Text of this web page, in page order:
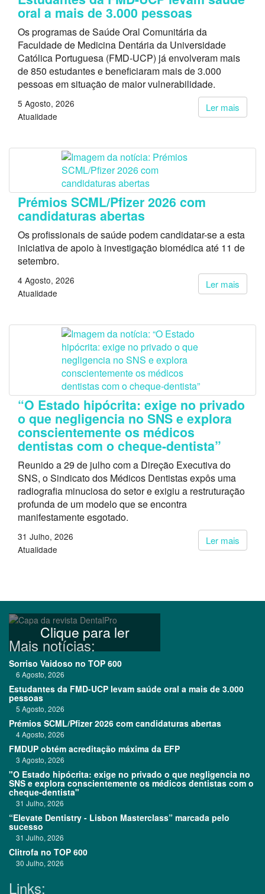
oral a mais de 3.000 pessoas
Os programas de Saúde Oral Comunitária da
Faculdade de Medicina Dentária da Universidade
Católica Portuguesa (FMD-UCP) já envolveram mais
de 850 estudantes e beneficiaram mais de 3.000
pessoas em situação de maior vulnerabilidade.
Ler mais
5 Agosto, 2026
Atualidade
Prémios SCML/Pfizer 2026 com
candidaturas abertas
Os profissionais de saúde podem candidatar-se a esta
iniciativa de apoio à investigação biomédica até 11 de
setembro.
Ler mais
4 Agosto, 2026
Atualidade
“O Estado hipócrita: exige no privado
o que negligencia no SNS e explora
conscientemente os médicos
dentistas com o cheque-dentista”
Reunido a 29 de julho com a Direção Executiva do
SNS, o Sindicato dos Médicos Dentistas expôs uma
radiografia minuciosa do setor e exigiu a restruturação
profunda de um modelo que se encontra
manifestamente esgotado.
Ler mais
31 Julho, 2026
Atualidade
Clique para ler
Mais notícias:
Sorriso Vaidoso no TOP 600
6 Agosto, 2026
Estudantes da FMD-UCP levam saúde oral a mais de 3.000
pessoas
5 Agosto, 2026
Prémios SCML/Pfizer 2026 com candidaturas abertas
4 Agosto, 2026
FMDUP obtém acreditação máxima da EFP
3 Agosto, 2026
"O Estado hipócrita: exige no privado o que negligencia no
SNS e explora conscientemente os médicos dentistas com o
cheque-dentista"
31 Julho, 2026
“Elevate Dentistry - Lisbon Masterclass” marcada pelo
sucesso
31 Julho, 2026
Clitrofa no TOP 600
30 Julho, 2026
Links: